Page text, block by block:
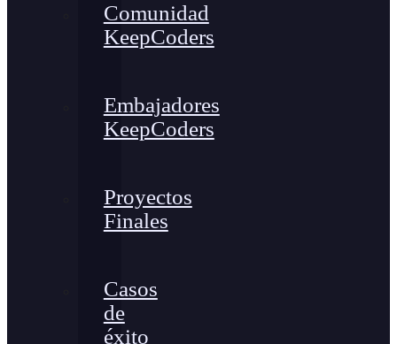
Comunidad
KeepCoders
Embajadores
KeepCoders
Proyectos
Finales
Casos
de
éxito